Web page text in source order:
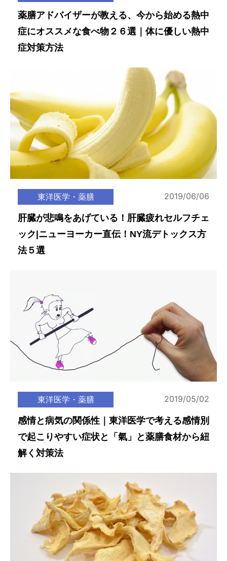
薬膳アドバイザーが教える、今から始める熱中
症にオススメな食べ物２６選｜体に優しい熱中
症対策方法
東洋医学・薬膳 2019/06/06
肝臓が悲鳴をあげている！肝臓疲れセルフチェ
ック|ニューヨーカー直伝！NY流デトックス方
法５選
東洋医学・薬膳 2019/05/02
感情と病気の関係性｜東洋医学で考える感情別
で起こりやすい症状と「氣」と薬膳食材から紐
解く対策法